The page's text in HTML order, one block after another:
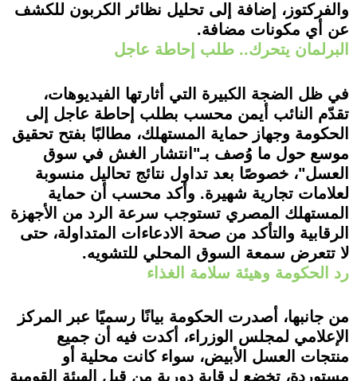
والفركتوز، إضافة إلى تحليل نظائر الكربون للكشف
عن أي مكونات مضافة.
البرلمان يتحرك.. طلب إحاطة عاجل
في ظل الضجة الكبيرة التي أثارتها الفيديوهات،
تقدّم النائب أيمن محسب بطلب إحاطة عاجل إلى
الحكومة وجهاز حماية المستهلك، مطالبًا بفتح تحقيق
موسع حول ما وُصف بـ"انتشار الغش في سوق
العسل"، خصوصًا بعد تداول نتائج تحاليل منسوبة
لعلامات تجارية شهيرة. وأكد محسب أن حماية
المستهلك المصري تستوجب سرعة الرد من الأجهزة
الرقابية والتأكد من صحة الادعاءات المتداولة، حتى
لا تتعرض سمعة السوق المحلي للتشويه.
رد الحكومة وهيئة سلامة الغذاء
من جانبها، أصدرت الحكومة بيانًا رسميًا عبر المركز
الإعلامي لمجلس الوزراء، أكدت فيه أن جميع
منتجات العسل الأبيض، سواء كانت محلية أو
مستوردة، تخضع لرقابة دورية من قِبل الهيئة القومية